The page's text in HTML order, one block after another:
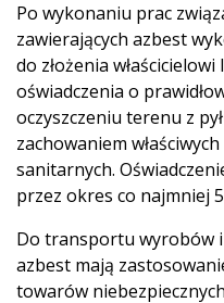
Po wykonaniu prac
zawierających azbest
do złożenia
oświadczenia o
oczyszczeniu terenu z
zachowaniem
sanitarnych.
przez okres co najmniej
Do transportu wyrobów
azbest mają
towarów